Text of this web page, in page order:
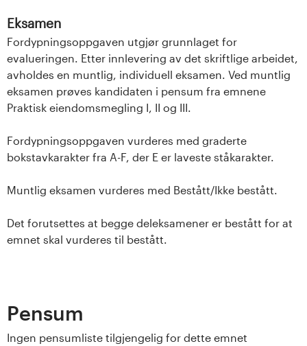
Eksamen
Fordypningsoppgaven utgjør grunnlaget for
evalueringen. Etter innlevering av det skriftlige arbeidet,
avholdes en muntlig, individuell eksamen. Ved muntlig
eksamen prøves kandidaten i pensum fra emnene
Praktisk eiendomsmegling I, II og III.
Fordypningsoppgaven vurderes med graderte
bokstavkarakter fra A-F, der E er laveste ståkarakter.
Muntlig eksamen vurderes med Bestått/Ikke bestått.
Det forutsettes at begge deleksamener er bestått for at
emnet skal vurderes til bestått.
Pensum
Ingen pensumliste tilgjengelig for dette emnet